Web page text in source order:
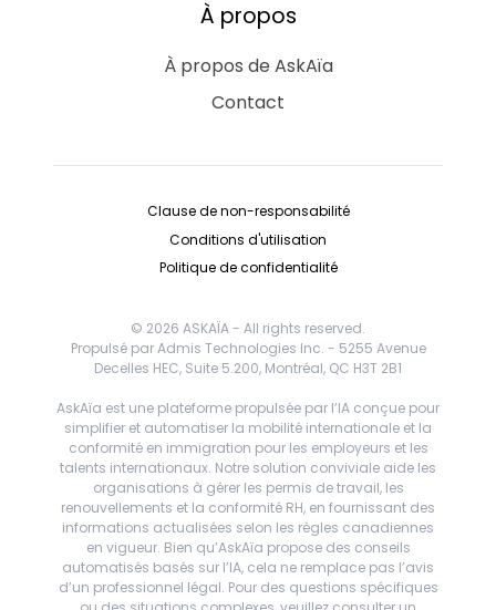
À propos
À propos de AskAïa
Contact
Clause de non-responsabilité
Conditions d'utilisation
Politique de confidentialité
© 2026 ASKAÏA - All rights reserved.
Propulsé par Admis Technologies Inc. - 5255 Avenue
Decelles HEC, Suite 5.200, Montréal, QC H3T 2B1
AskAïa est une plateforme propulsée par l’IA conçue pour
simplifier et automatiser la mobilité internationale et la
conformité en immigration pour les employeurs et les
talents internationaux. Notre solution conviviale aide les
organisations à gérer les permis de travail, les
renouvellements et la conformité RH, en fournissant des
informations actualisées selon les règles canadiennes
en vigueur. Bien qu’AskAïa propose des conseils
automatisés basés sur l’IA, cela ne remplace pas l’avis
d’un professionnel légal. Pour des questions spécifiques